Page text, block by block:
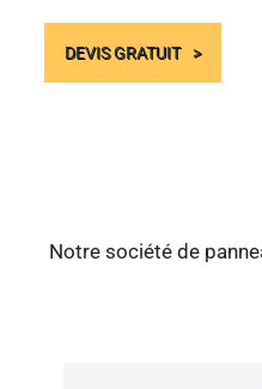
DEVIS GRATUIT
Notre société de